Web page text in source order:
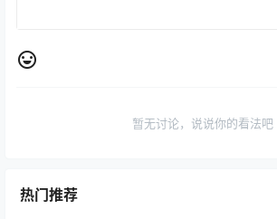
暂无讨论，说说你的看法吧
热门推荐